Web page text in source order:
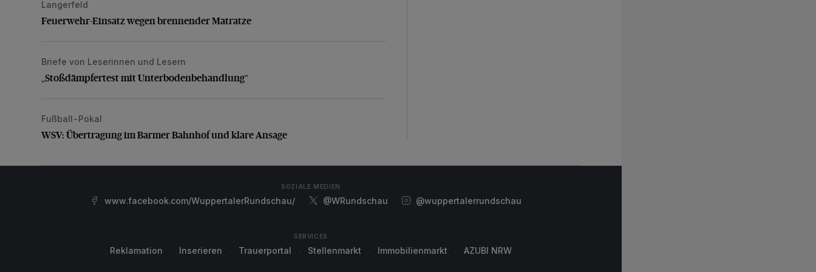
Feuerwehr-Einsatz wegen brennender Matratze
Langerfeld
Feuerwehr-Einsatz wegen brennender Matratze
„Stoßdämpfertest mit Unterbodenbehandlung“
Briefe von Leserinnen und Lesern
„Stoßdämpfertest mit Unterbodenbehandlung“
WSV: Übertragung im Barmer Bahnhof und klare Ansage
Fußball-Pokal
WSV: Übertragung im Barmer Bahnhof und klare Ansage
SOZIALE MEDIEN
www.facebook.com/WuppertalerRundschau/ @WRundschau @wuppertalerrundschau
SERVICES
Reklamation Inserieren Trauerportal Stellenmarkt Immobilienmarkt AZUBI NRW